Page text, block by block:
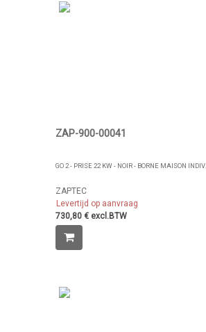
ZAP-900-00041
GO 2 - PRISE 22 KW - NOIR - BORNE MAISON INDIV.
ZAPTEC
Levertijd op aanvraag
730,80 € excl.BTW